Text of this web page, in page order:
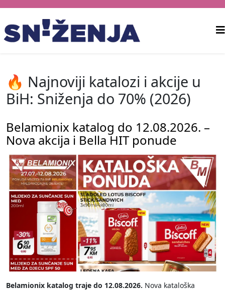
🔥 Najnoviji katalozi i akcije u
BiH: Sniženja do 70% (2026)
Belamionix katalog do 12.08.2026. –
Nova akcija i Bella HIT ponude
Belamionix katalog traje do 12.08.2026. Nova kataloška